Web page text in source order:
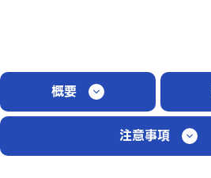
概要
注意事項